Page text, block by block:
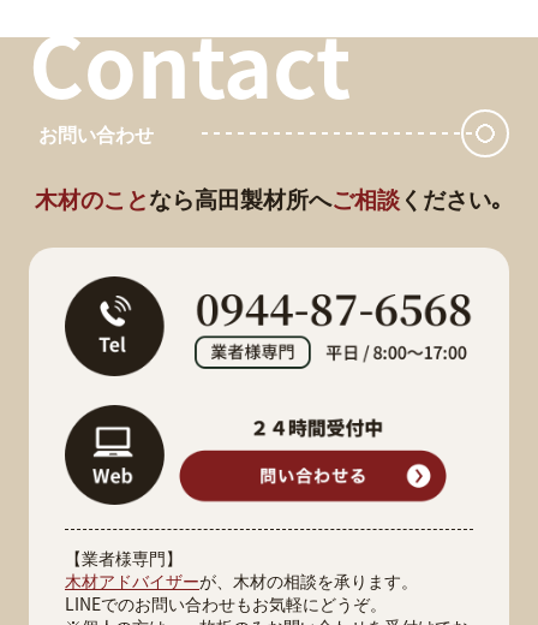
Contact
お問い合わせ
木材のことなら高田製材所へご相談ください｡
【業者様専門】
木材アドバイザーが、木材の相談を承ります。
LINEでのお問い合わせもお気軽にどうぞ。